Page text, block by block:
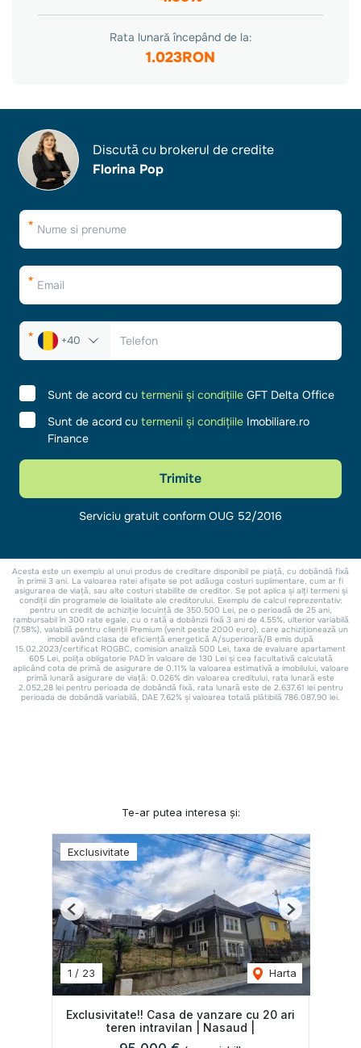
Te-ar putea interesa și:
Exclusivitate
1 / 23 Harta
Previous Next
Exclusivitate!! Casa de vanzare cu 20 ari
teren intravilan | Nasaud |